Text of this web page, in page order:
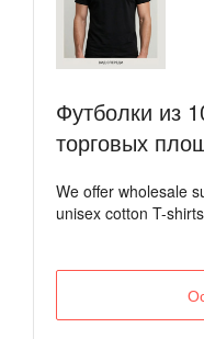
Футболки из
торговых
We offer wholesale
unisex cotton T-